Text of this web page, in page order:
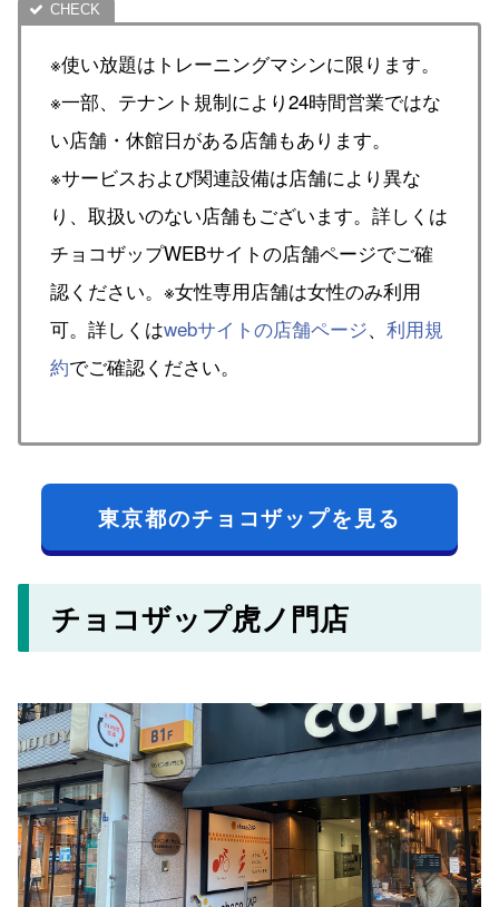
※使い放題はトレーニングマシンに限ります。
※一部、テナント規制により24時間営業ではな
い店舗・休館日がある店舗もあります。
※サービスおよび関連設備は店舗により異な
り、取扱いのない店舗もございます。詳しくは
チョコザップWEBサイトの店舗ページでご確
認ください。※女性専用店舗は女性のみ利用
可。詳しくはwebサイトの店舗ページ、 利用規
約でご確認ください。
東京都のチョコザップを見る
チョコザップ虎ノ門店